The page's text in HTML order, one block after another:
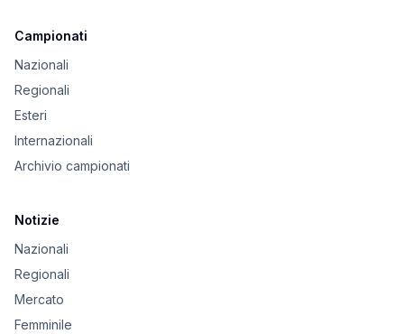
Campionati
Nazionali
Regionali
Esteri
Internazionali
Archivio campionati
Notizie
Nazionali
Regionali
Mercato
Femminile